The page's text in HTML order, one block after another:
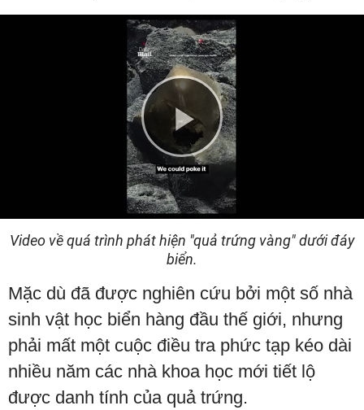
Play
Video
Video về quá trình phát hiện "quả trứng vàng" dưới đáy
biển.
Mặc dù đã được nghiên cứu bởi một số nhà
sinh vật học biển hàng đầu thế giới, nhưng
phải mất một cuộc điều tra phức tạp kéo dài
nhiều năm các nhà khoa học mới tiết lộ
được danh tính của quả trứng.